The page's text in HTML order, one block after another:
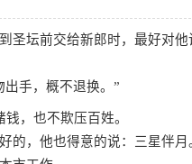
圣坛前交给新郎时，最好对他
手，概不退换。”
，也不欺压百姓。
的，他也得意的说：三星伴月